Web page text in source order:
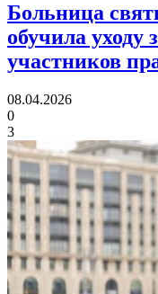
Больница
обучила уходу
участников
08.04.2026
0
3